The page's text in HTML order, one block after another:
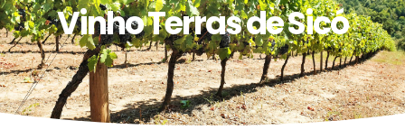
Vinho Terras de Sicó